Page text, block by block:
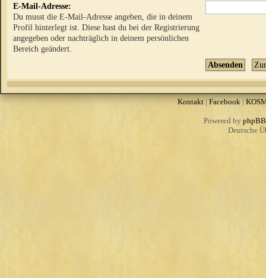
E-Mail-Adresse:
Du musst die E-Mail-Adresse angeben, die in deinem
Profil hinterlegt ist. Diese hast du bei der Registrierung
angegeben oder nachträglich in deinem persönlichen
Bereich geändert.
Kontakt| Facebook |
Powered by phpBB
Deutsche